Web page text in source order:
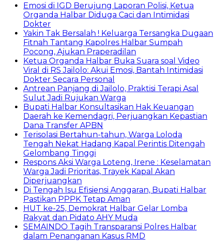
Emosi di IGD Berujung Laporan Polisi, Ketua
Organda Halbar Diduga Caci dan Intimidasi
Dokter
Yakin Tak Bersalah ! Keluarga Tersangka Dugaan
Fitnah Tantang Kapolres Halbar Sumpah
Pocong, Ajukan Praperadilan
Ketua Organda Halbar Buka Suara soal Video
Viral di RS Jailolo: Akui Emosi, Bantah Intimidasi
Dokter Secara Personal
Antrean Panjang di Jailolo, Praktisi Terapi Asal
Sulut Jadi Rujukan Warga
Bupati Halbar Konsultasikan Hak Keuangan
Daerah ke Kemendagri, Perjuangkan Kepastian
Dana Transfer APBN
Terisolasi Bertahun-tahun, Warga Loloda
Tengah Nekat Hadang Kapal Perintis Ditengah
Gelombang Tinggi
Respons Aksi Warga Loteng, Irene : Keselamatan
Warga Jadi Prioritas, Trayek Kapal Akan
Diperjuangkan
Di Tengah Isu Efisiensi Anggaran, Bupati Halbar
Pastikan PPPK Tetap Aman
HUT ke-25, Demokrat Halbar Gelar Lomba
Rakyat dan Pidato AHY Muda
SEMAINDO Tagih Transparansi Polres Halbar
dalam Penanganan Kasus RMD